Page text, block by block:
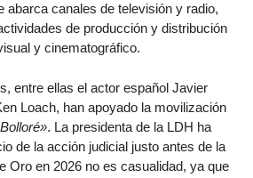
abarca canales de televisión y radio,
de producción y distribución
y cinematográfico.
entre ellas el actor español Javier
Loach, han apoyado la movilización
. La presidenta de la LDH ha
de la acción judicial justo antes de la
Oro en 2026 no es casualidad, ya que